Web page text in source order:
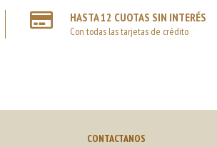
HASTA 12 CUOTAS SIN INTERÉS
Con todas las tarjetas de crédito
CONTACTANOS